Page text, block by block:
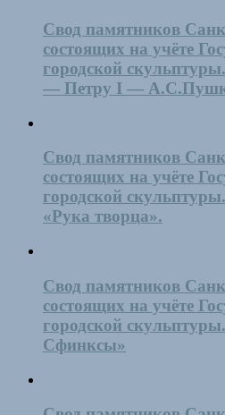
Свод памятников
состоящих на учёте
городской
— Петру I —
Свод памятников
состоящих на учёте
городской
«Рука творца».
Свод памятников
состоящих на учёте
городской
Сфинксы»